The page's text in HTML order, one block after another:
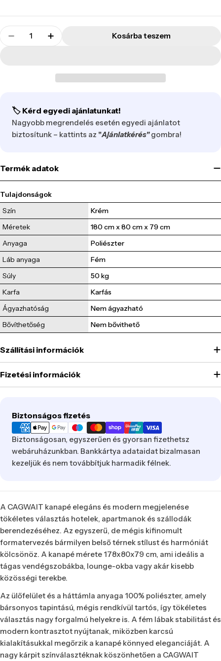
Mennyiség
Csökkentsd a CAGWAIT kanapé krém
Növeld a CAGWAIT kanapé krém
Kosárba teszem
🏷️ Kérd egyedi ajánlatunkat!
Nagyobb megrendelés esetén egyedi ajánlatot
biztosítunk – kattints az "Ajánlatkérés"gombra!
Termék adatok
Tulajdonságok
Szín
Krém
Méretek
180 cm x 80 cm x 79 cm
Anyaga
Poliészter
Láb anyaga
Fém
Súly
50 kg
Karfa
Karfás
Ágyazhatóság
Nem ágyazható
Bővíthetőség
Nem bővithető
Szállítási információk
Fizetési információk
Biztonságos fizetés
Fizetési
mód
Biztonságosan, egyszerűen és gyorsan fizethetsz
webáruházunkban. Bankkártya adataidat bizalmasan
kezeljük és nem továbbítjuk harmadik félnek.
A CAGWAIT kanapé elegáns és modern megjelenése
tökéletes választás hotelek, apartmanok és szállodák
berendezéséhez. Az egyszerű, de mégis kifinomult
formatervezés bármilyen belső térnek stílust és harmóniát
kölcsönöz. A kanapé mérete 178x80x79 cm, ami ideális a
tágas vendégszobákba, lounge-okba vagy akár kisebb
közösségi terekbe.
Az ülőfelület és a háttámla anyaga 100% poliészter, amely
bársonyos tapintású, mégis rendkívül tartós, így tökéletes
választás nagy forgalmú helyekre is. A fém lábak stabilitást és
modern kontrasztot nyújtanak, miközben karcsú
kialakításukkal megőrzik a kanapé könnyed eleganciáját. A
nagy kárpit színválasztéknak köszönhetően a CAGWAIT